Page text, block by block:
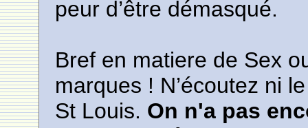
peur d’être démasqué.
Bref en matiere de Sex
marques ! N’écoutez ni
St Louis. On n'a pas